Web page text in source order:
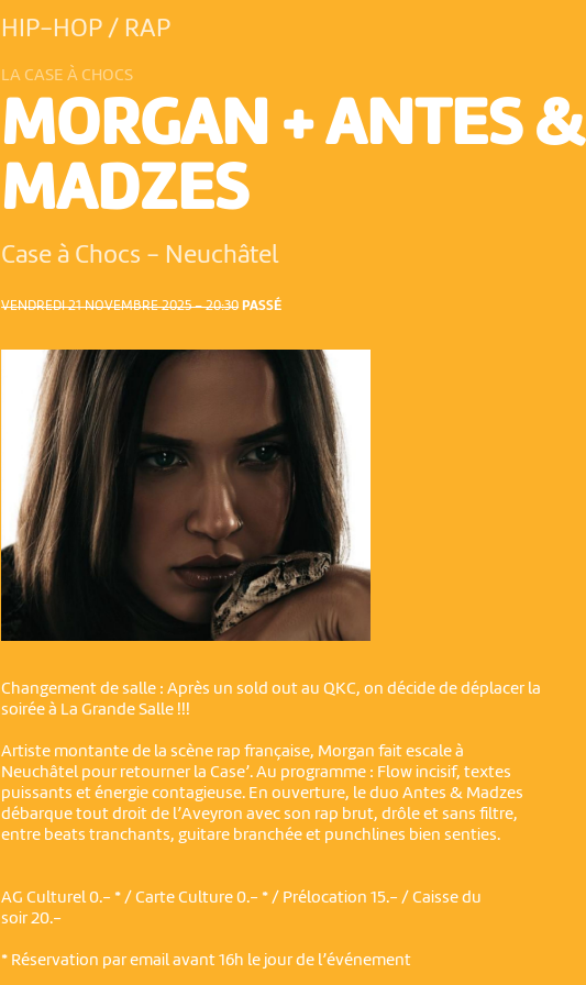
VENDREDI 21 NOVEMBRE 2025 – 20:30 PASSÉ
HIP-HOP / RAP
LA CASE À CHOCS
MORGAN + ANTES &
MADZES
Case à Chocs - Neuchâtel
Changement de salle : Après un sold out au QKC, on décide de déplacer la
soirée à La Grande Salle !!!
Artiste montante de la scène rap française, Morgan fait escale à
Neuchâtel pour retourner la Case’. Au programme : Flow incisif, textes
puissants et énergie contagieuse. En ouverture, le duo Antes & Madzes
débarque tout droit de l’Aveyron avec son rap brut, drôle et sans filtre,
entre beats tranchants, guitare branchée et punchlines bien senties.
AG Culturel 0.- * / Carte Culture 0.- * / Prélocation 15.- / Caisse du
soir 20.-
* Réservation par email avant 16h le jour de l’événement